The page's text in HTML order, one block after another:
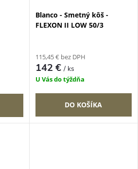
Blanco - Smetný kôš -
FLEXON II LOW 50/3
115,45 € bez DPH
142 €/ ks
U Vás do týždňa
DO KOŠÍKA